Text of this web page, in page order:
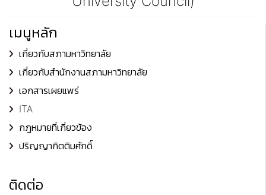
เมนูหลัก
เกี่ยวกับสภามหาวิทยาลัย
เกี่ยวกับสำนักงานสภามหาวิทยาลัย
เอกสารเผยแพร่
ITA
กฎหมายที่เกี่ยวข้อง
ปริญญากิตติมศักดิ์
ติดต่อ